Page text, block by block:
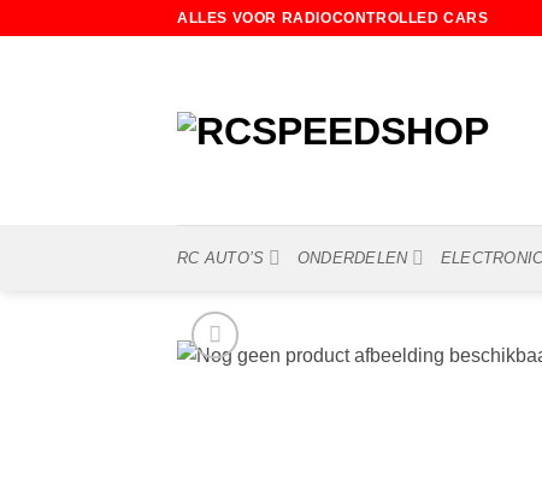
ALLES VOOR RADIOCONTROLLED CARS
RC AUTO’S ONDERDELEN